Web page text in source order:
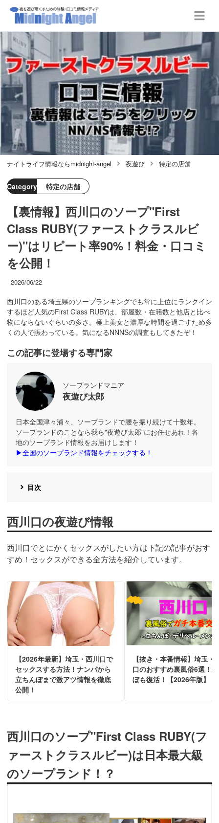
ナイトライフ情報ならmidnight-angel 夜遊び 特定の店舗
Category 特定の店舗
【裏情報】西川口のソープ"First
Class RUBY(ファーストクラスルビ
ー)"はリピート率90%！料金・口コミ
を公開！
2026/06/22
西川口のある埼玉県のソープランキングでも常に上位にランクイン
するほど人気のFirst Class RUBYは、部屋数・在籍数と他店と比べ
物にならないぐらいの多さ。極上美女と濃厚な時間を過ごすため多
くの人で賑わっている。気になるNNNSの調査もしてきたぞ！
この記事に登場する専門家
ソープランドマニア
夜遊び太郎
日本全国津々浦々、ソープランドで腰を振り続けて十数年。
ソープランドのことなら我ら"夜遊び太郎"にお任せあれ！各
地のソープランド情報をお届けします！
▶全国のソープランド情報をチェックする！
目次
西川口の夜遊び情報
西川口でとにかくセックスがしたい方は下記の記事がおす
すめ！セックスができる全方法を紹介しています。
【2026年最新】埼玉・西川口で
セックスする方法！ナンパから
立ちんぼまで激アツ情報を徹底
公開！
【抜き・本番情報】埼玉・
口のおすすめ裏風俗6選！
ぼも復活！【2026年版】
西川口のソープ"First Class RUBY(フ
ァーストクラスルビー)は日本最大級
のソープランド！？